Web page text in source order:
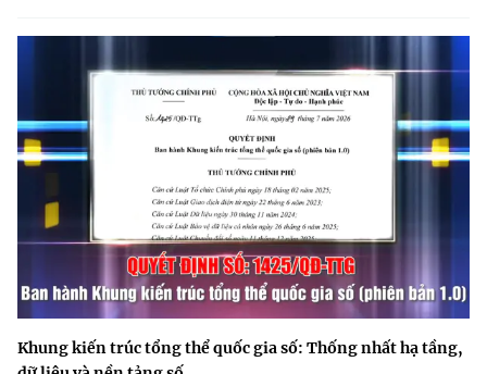
Khung kiến trúc tổng thể quốc gia số: Thống nhất hạ tầng,